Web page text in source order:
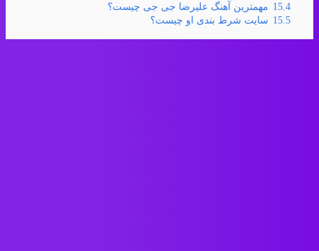
15.4 مهمترین آهنگ علیرضا جی جی چیست؟
15.5 سایت شرط بندی او چیست؟